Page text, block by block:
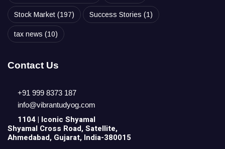
Stock Market (197) Success Stories (1)
tax news (10)
Contact Us
+91 999 8373 187
info@vibrantudyog.com
1104 | Iconic Shyamal
Shyamal Cross Road, Satellite,
Ahmedabad, Gujarat, India-380015